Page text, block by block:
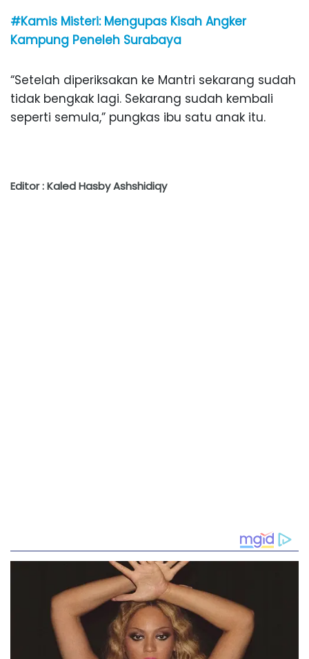
#Kamis Misteri: Mengupas Kisah Angker
Kampung Peneleh Surabaya
“Setelah diperiksakan ke Mantri sekarang sudah
tidak bengkak lagi. Sekarang sudah kembali
seperti semula,” pungkas ibu satu anak itu.
Editor : Kaled Hasby Ashshidiqy